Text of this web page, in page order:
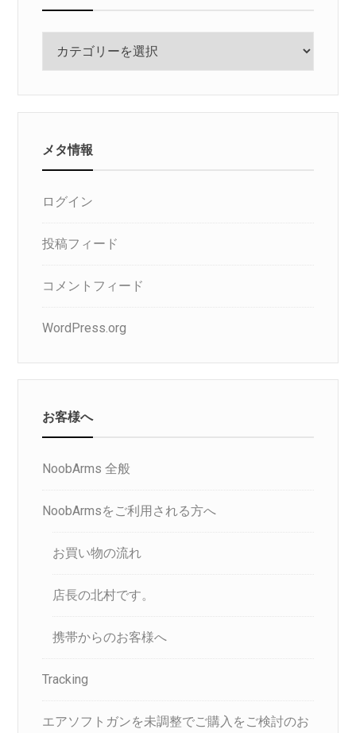
メタ情報
ログイン
投稿フィード
コメントフィード
WordPress.org
お客様へ
NoobArms 全般
NoobArmsをご利用される方へ
お買い物の流れ
店長の北村です。
携帯からのお客様へ
Tracking
エアソフトガンを未調整でご購入をご検討のお